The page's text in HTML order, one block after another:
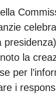
la
per
i